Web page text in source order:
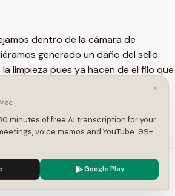
dentro de la cámara de
generado un daño del sello
limpieza pues ya hacen de el filo que
los máquina dos grandes
hilos
[Música] solo podemos hacer
ah introducimos nuestro dedo
donde podamos entrar con la
si ya está redondeados y
experience.
×
minutes of free AI transcription for your
voice memos and YouTube. 99+
Google Play